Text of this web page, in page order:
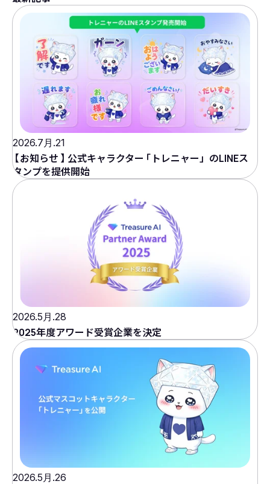
2026.7月.21
【お知らせ 】 公式キャラクター 「 トレニャー」のLINEス
タンプを提供開始
2026.5月.28
2025年度アワード受賞企業を決定
2026.5月.26